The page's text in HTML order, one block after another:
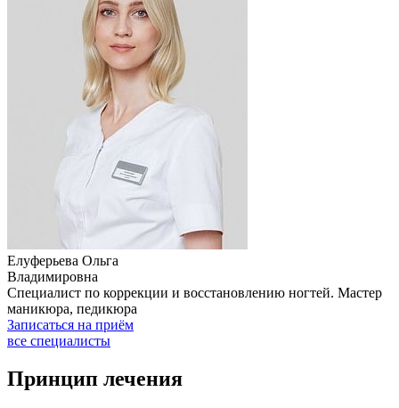
Елуферьева Ольга
Владимировна
Специалист по коррекции и восстановлению ногтей. Мастер
маникюра, педикюра
Записаться на приём
все специалисты
Принцип лечения